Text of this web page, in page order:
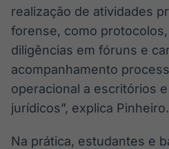
realização de atividades
forense, como
diligências em fóruns e
acompanhamento
operacional a escritórios
jurídicos”, explica Pinheiro.
Na prática, estudantes e